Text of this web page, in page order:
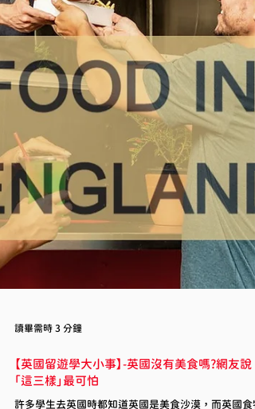
【英國留遊學大小事】-英國沒有美食嗎?網友說
「這三樣」最可怕